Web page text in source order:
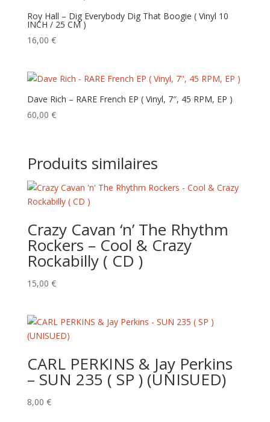
Roy Hall – Dig Everybody Dig That Boogie ( Vinyl 10
INCH / 25 CM )
16,00 €
Dave Rich – RARE French EP ( Vinyl, 7″, 45 RPM, EP )
60,00 €
Produits similaires
Crazy Cavan ‘n’ The Rhythm
Rockers – Cool & Crazy
Rockabilly ( CD )
15,00 €
CARL PERKINS & Jay Perkins
– SUN 235 ( SP ) (UNISUED)
8,00 €